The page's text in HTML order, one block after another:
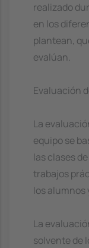
realizado
en los
plantean,
evalúan.
Evaluación
La
equipo se
las clases
trabajos
los alumnos
La
solvente de